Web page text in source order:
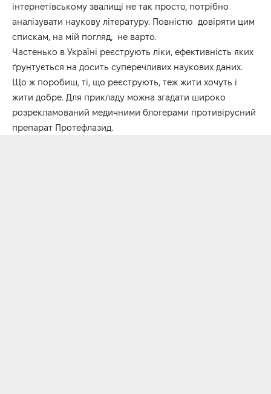
інтернетівському звалищі не так просто, потрібно
аналізувати наукову літературу. Повністю довіряти цим
спискам, на мій погляд, не варто.
Частенько в Україні реєструють ліки, ефективність яких
ґрунтується на досить суперечливих наукових даних.
Що ж поробиш, ті, що реєструють, теж жити хочуть і
жити добре. Для прикладу можна згадати широко
розрекламований медичними блогерами противірусний
препарат Протефлазид.